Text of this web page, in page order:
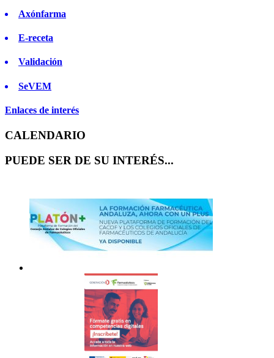
Axónfarma
E-receta
Validación
SeVEM
Enlaces de interés
CALENDARIO
PUEDE SER DE SU INTERÉS...